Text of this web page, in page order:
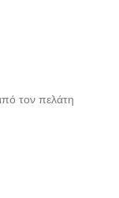
τον πελάτη